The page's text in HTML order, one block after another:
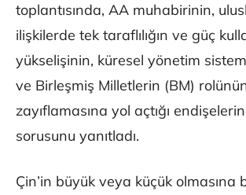
toplantısında, AA muhabirinin,
ilişkilerde tek taraflılığın ve güç
yükselişinin, küresel yönetim
ve Birleşmiş Milletlerin (BM)
zayıflamasına yol açtığı
sorusunu yanıtladı.
Çin’in büyük veya küçük olmasına